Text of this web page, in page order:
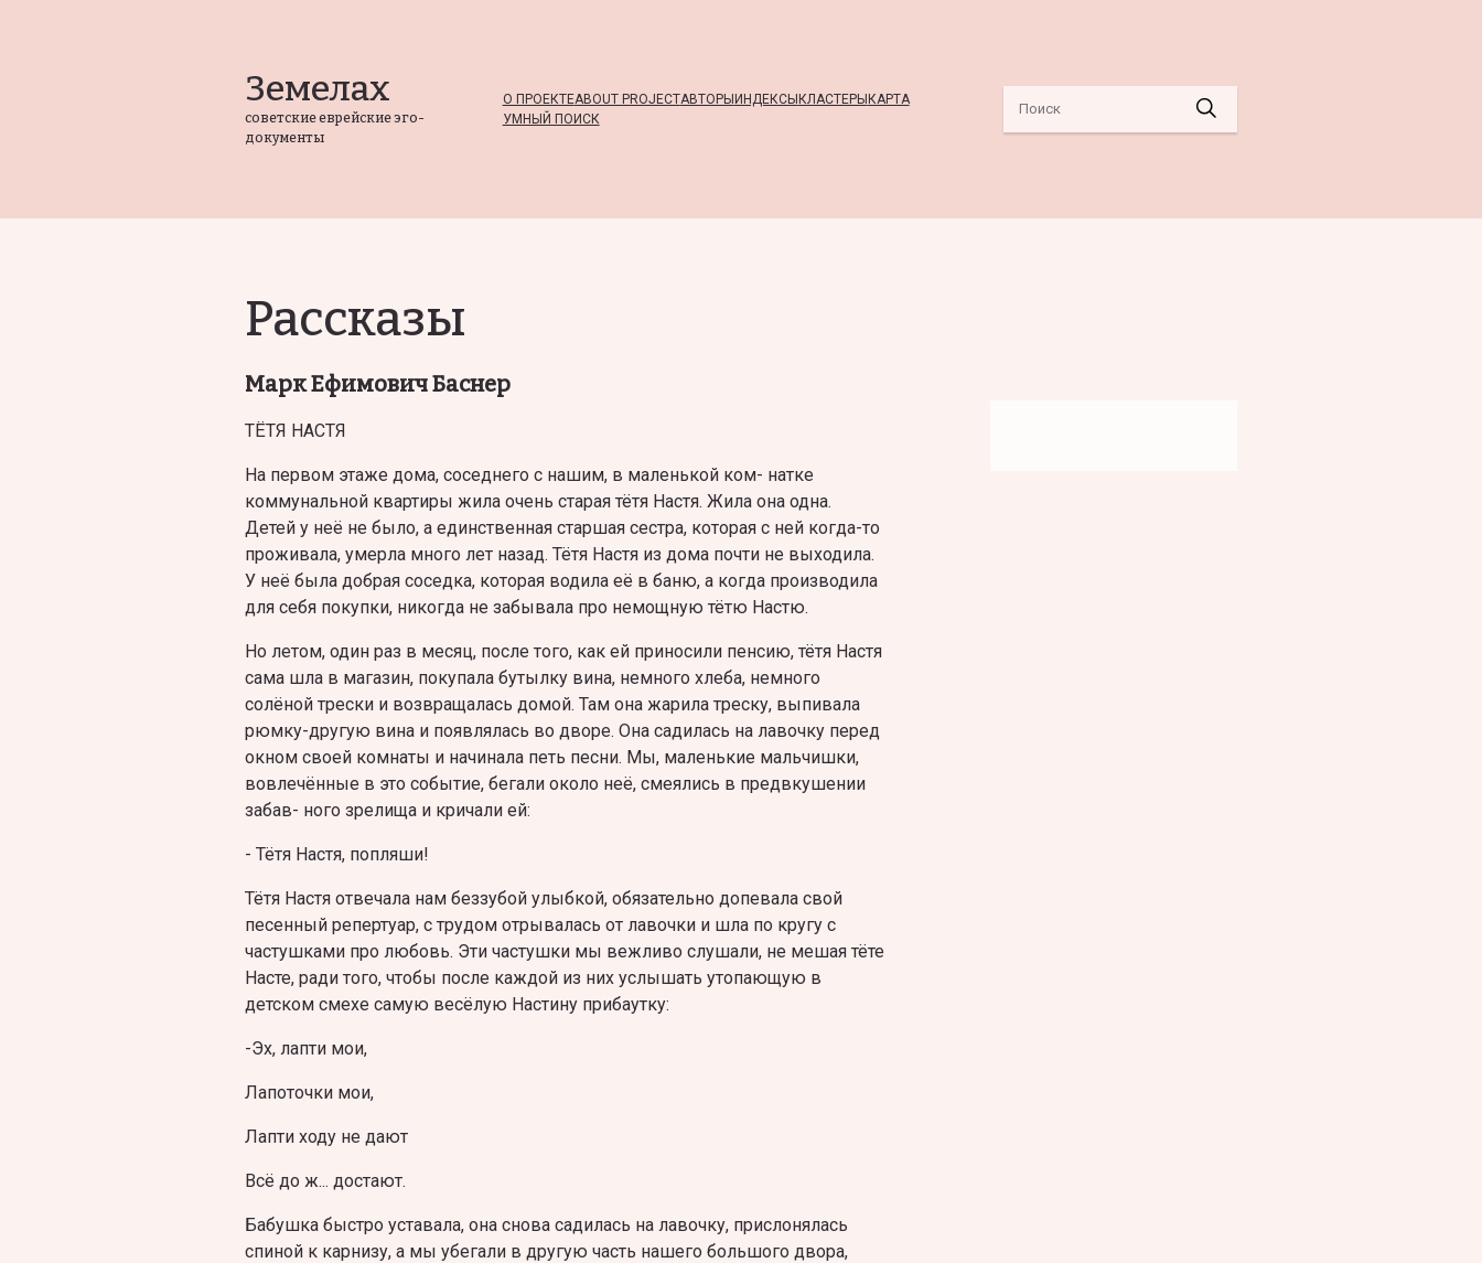
Земелах
советские еврейские эго-
документы
О ПРОЕКТЕABOUT PROJECTАВТОРЫ ИНДЕКСЫ КЛАСТЕРЫ КАРТА
УМНЫЙ ПОИСК
Рассказы
Марк Ефимович Баснер
ТЁТЯ НАСТЯ
На первом этаже дома, соседнего с нашим, в маленькой ком- натке
коммунальной квартиры жила очень старая тётя Настя. Жила она одна.
Детей у неё не было, а единственная старшая сестра, которая с ней когда-то
проживала, умерла много лет назад. Тётя Настя из дома почти не выходила.
У неё была добрая соседка, которая водила её в баню, а когда производила
для себя покупки, никогда не забывала про немощную тётю Настю.
Но летом, один раз в месяц, после того, как ей приносили пенсию, тётя Настя
сама шла в магазин, покупала бутылку вина, немного хлеба, немного
солёной трески и возвращалась домой. Там она жарила треску, выпивала
рюмку-другую вина и появлялась во дворе. Она садилась на лавочку перед
окном своей комнаты и начинала петь песни. Мы, маленькие мальчишки,
вовлечённые в это событие, бегали около неё, смеялись в предвкушении
забав- ного зрелища и кричали ей:
- Тётя Настя, попляши!
Тётя Настя отвечала нам беззубой улыбкой, обязательно допевала свой
песенный репертуар, с трудом отрывалась от лавочки и шла по кругу с
частушками про любовь. Эти частушки мы вежливо слушали, не мешая тёте
Насте, ради того, чтобы после каждой из них услышать утопающую в
детском смехе самую весёлую Настину прибаутку:
-Эх, лапти мои,
Лапоточки мои,
Лапти ходу не дают
Всё до ж... достают.
Бабушка быстро уставала, она снова садилась на лавочку, прислонялась
спиной к карнизу, а мы убегали в другую часть нашего большого двора,